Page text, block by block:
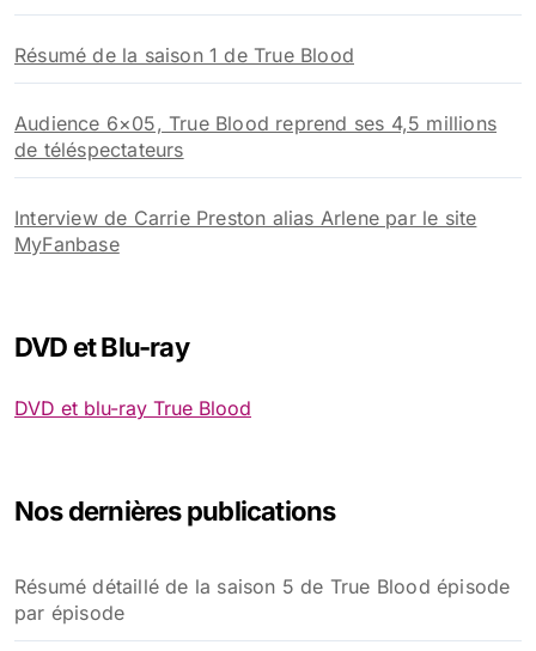
Résumé de la saison 1 de True Blood
Audience 6×05, True Blood reprend ses 4,5 millions
de téléspectateurs
Interview de Carrie Preston alias Arlene par le site
MyFanbase
DVD et Blu-ray
DVD et blu-ray True Blood
Nos dernières publications
Résumé détaillé de la saison 5 de True Blood épisode
par épisode